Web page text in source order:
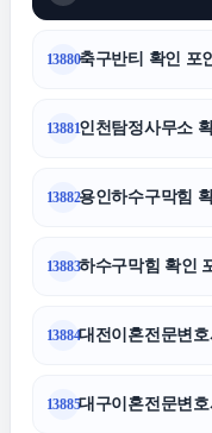
13880축구반티 확인 포
13881인천탐정사무소
13882용인하수구막힘
13883하수구막힘 확인
13884대전이혼전문변호
13885대구이혼전문변호